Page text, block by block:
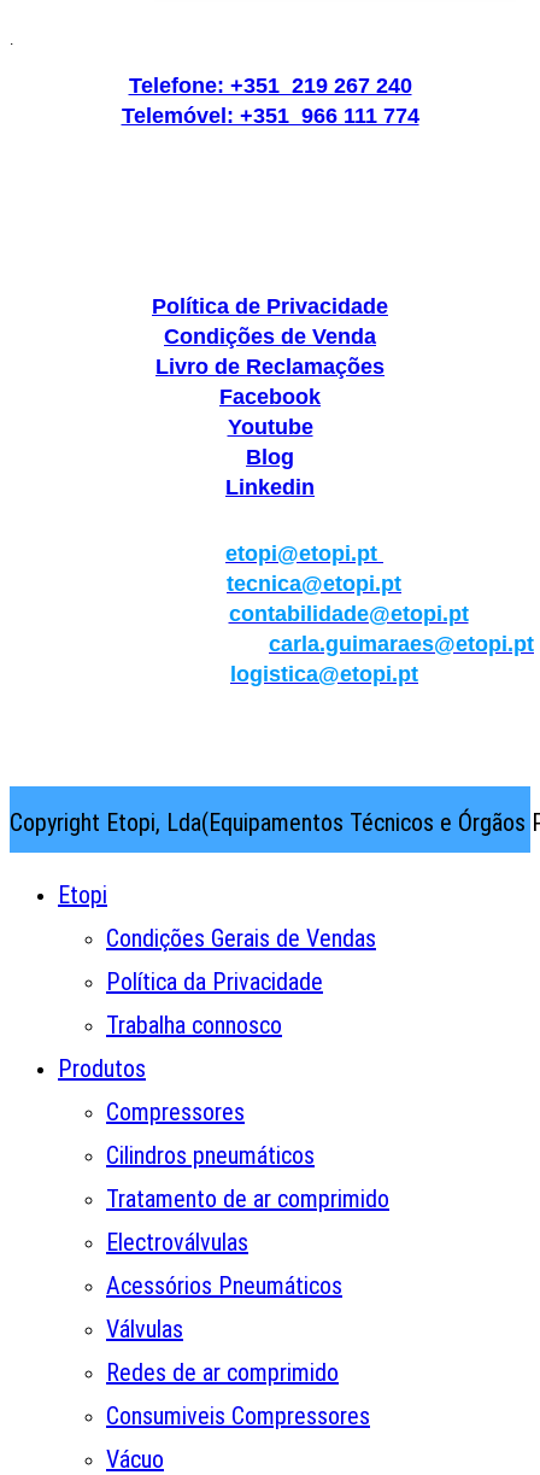
.
Telefone: +351 219 267 240
Telemóvel: +351 966 111 774
Política de Privacidade
Condições de Venda
Livro de Reclamações
Facebook
Youtube
Blog
Linkedin
etopi@etopi.pt
tecnica@etopi.pt
contabilidade@etopi.pt
carla.guimaraes@etopi.pt
logistica@etopi.pt
Copyright Etopi, Lda(Equipamentos Técnicos e
Etopi
Condições Gerais de Vendas
Política da Privacidade
Trabalha connosco
Produtos
Compressores
Cilindros pneumáticos
Tratamento de ar comprimido
Electroválvulas
Acessórios Pneumáticos
Válvulas
Redes de ar comprimido
Consumiveis Compressores
Vácuo